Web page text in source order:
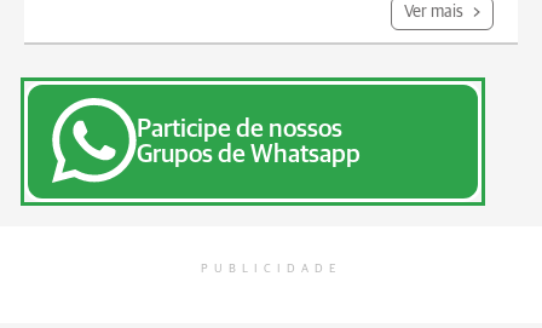
Ver mais
Participe de nossos
Grupos de Whatsapp
PUBLICIDADE